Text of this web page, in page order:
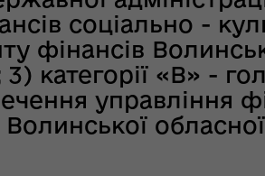
2018
про плани на
посаді заступниці
голови ОДА в
ефірі телеканалу
«Громадське
інтерактивне
телебачення»
соціально -
фінансів
3) категорії «В» -
управління